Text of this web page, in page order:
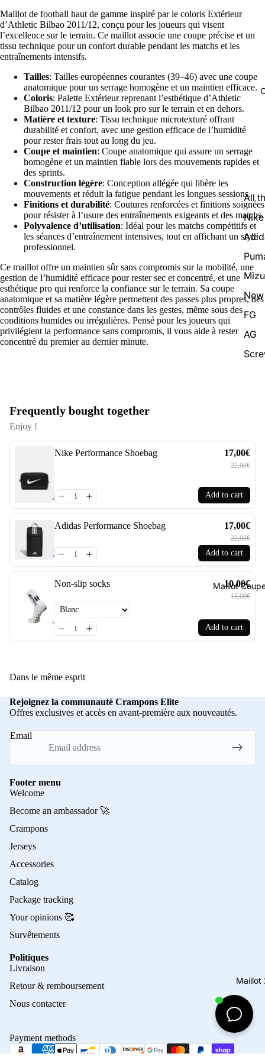
All
Nike
FG
AG
Maillot
Maillot de football haut de gamme inspiré par le coloris Extérieur
d’Athletic Bilbao 2011/12, conçu pour les joueurs qui visent
l’excellence sur le terrain. Ce maillot associe une coupe précise et un
tissu technique pour un confort durable pendant les matchs et les
entraînements intensifs.
Tailles: Tailles européennes courantes (39–46) avec une coupe
anatomique pour un serrage homogène et un maintien efficace.
Coloris: Palette Extérieur reprenant l’esthétique d’Athletic
Bilbao 2011/12 pour un look pro sur le terrain et en dehors.
Matière et texture: Tissu technique microtexturé offrant
durabilité et confort, avec une gestion efficace de l’humidité
pour rester frais tout au long du jeu.
Coupe et maintien: Coupe anatomique qui assure un serrage
homogène et un maintien fiable lors des mouvements rapides et
des sprints.
Construction légère: Conception allégée qui libère les
mouvements et réduit la fatigue pendant les longues sessions.
Finitions et durabilité: Coutures renforcées et finitions soignées
pour résister à l’usure des entraînements exigeants et des matchs.
Polyvalence d’utilisation: Idéal pour les matchs compétitifs et
les séances d’entraînement intensives, tout en affichant un style
professionnel.
Ce maillot offre un maintien sûr sans compromis sur la mobilité, une
gestion de l’humidité efficace pour rester sec et concentré, et une
esthétique pro qui renforce la confiance sur le terrain. Sa coupe
anatomique et sa matière légère permettent des passes plus propres, des
contrôles fluides et une constance dans les gestes, même sous des
conditions humides ou irrégulières. Pensé pour les joueurs qui
privilégient la performance sans compromis, il vous aide à rester
concentré du premier au dernier minute.
Frequently bought together
Enjoy !
Nike Performance Shoebag 17,00€
22,00€
Add to cart
Adidas Performance Shoebag 17,00€
22,00€
Add to cart
Non-slip socks 10,00€
15,00€
Add to cart
Dans le même esprit
Rejoignez la communauté Crampons Elite
Offres exclusives et accès en avant-première aux nouveautés.
Email
Footer menu
Welcome
Become an ambassador 🚀
Crampons
Jerseys
Accessories
Catalog
Package tracking
Your opinions 🥰
Survêtements
Politiques
Livraison
Retour & remboursement
Nous contacter
Payment methods
Terms of sale